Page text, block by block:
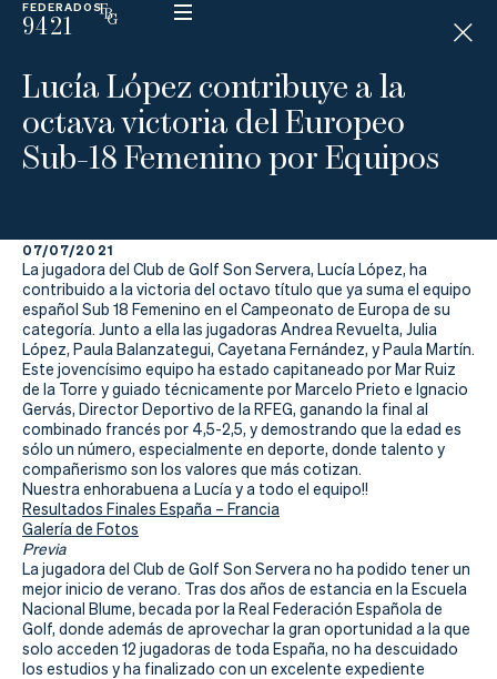
FEDERADOS
9421
ESP
N
D
C
A
P
La
Federación
Federarse
Jugar
Aprender
Actualidad
Tienda
Lucía López contribuye a la
octava victoria del Europeo
Sub-18 Femenino por Equipos
07/07/2021
La jugadora del Club de Golf Son Servera, Lucía López, ha
contribuido a la victoria del octavo título que ya suma el equipo
español Sub 18 Femenino en el Campeonato de Europa de su
categoría. Junto a ella las jugadoras Andrea Revuelta, Julia
López, Paula Balanzategui, Cayetana Fernández, y Paula Martín.
Este jovencísimo equipo ha estado capitaneado por Mar Ruiz
de la Torre y guiado técnicamente por Marcelo Prieto e Ignacio
Gervás, Director Deportivo de la RFEG, ganando la final al
combinado francés por 4,5-2,5, y demostrando que la edad es
sólo un número, especialmente en deporte, donde talento y
compañerismo son los valores que más cotizan.
Nuestra enhorabuena a Lucía y a todo el equipo!!
Resultados Finales España – Francia
Galería de Fotos
Previa
La jugadora del Club de Golf Son Servera no ha podido tener un
mejor inicio de verano. Tras dos años de estancia en la Escuela
Nacional Blume, becada por la Real Federación Española de
Golf, donde además de aprovechar la gran oportunidad a la que
solo acceden 12 jugadoras de toda España, no ha descuidado
los estudios y ha finalizado con un excelente expediente